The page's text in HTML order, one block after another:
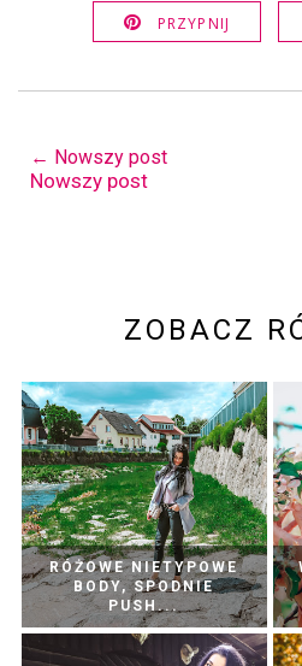
PRZYPNIJ
← Nowszy post
Nowszy post
ZOBACZ
RÓŻOWE NIETYPOWE
BODY, SPODNIE
PUSH...